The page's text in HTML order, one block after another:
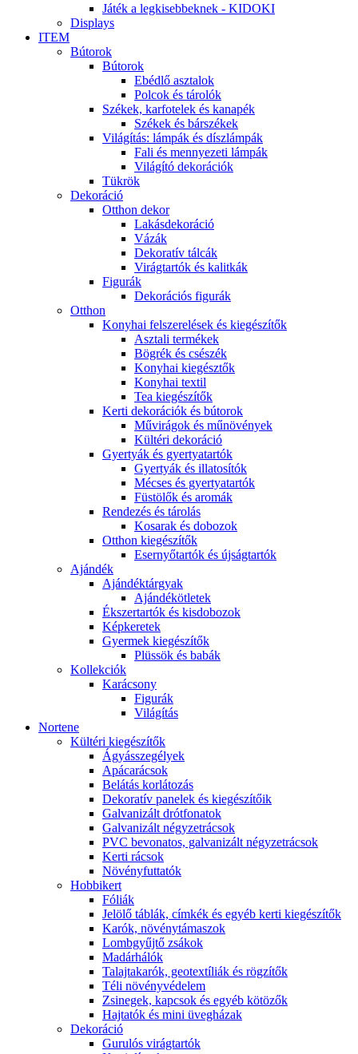
Játék a legkisebbeknek - KIDOKI
Displays
ITEM
Bútorok
Bútorok
Ebédlő asztalok
Polcok és tárolók
Székek, karfotelek és kanapék
Székek és bárszékek
Világítás: lámpák és díszlámpák
Fali és mennyezeti lámpák
Világító dekorációk
Tükrök
Dekoráció
Otthon dekor
Lakásdekoráció
Vázák
Dekoratív tálcák
Virágtartók és kalitkák
Figurák
Dekorációs figurák
Otthon
Konyhai felszerelések és kiegészítők
Asztali termékek
Bögrék és csészék
Konyhai kiegésztők
Konyhai textil
Tea kiegészítők
Kerti dekorációk és bútorok
Művirágok és műnövények
Kültéri dekoráció
Gyertyák és gyertyatartók
Gyertyák és illatosítók
Mécses és gyertyatartók
Füstölők és aromák
Rendezés és tárolás
Kosarak és dobozok
Otthon kiegészítők
Esernyőtartók és újságtartók
Ajándék
Ajándéktárgyak
Ajándékötletek
Ékszertartók és kisdobozok
Képkeretek
Gyermek kiegészítők
Plüssök és babák
Kollekciók
Karácsony
Figurák
Világítás
Nortene
Kültéri kiegészítők
Ágyásszegélyek
Apácarácsok
Belátás korlátozás
Dekoratív panelek és kiegészítőik
Galvanizált drótfonatok
Galvanizált négyzetrácsok
PVC bevonatos, galvanizált négyzetrácsok
Kerti rácsok
Növényfuttatók
Hobbikert
Fóliák
Jelölő táblák, címkék és egyéb kerti kiegészítők
Karók, növénytámaszok
Lombgyűjtő zsákok
Madárhálók
Talajtakarók, geotextíliák és rögzítők
Téli növényvédelem
Zsinegek, kapcsok és egyéb kötözők
Hajtatók és mini üvegházak
Dekoráció
Gurulós virágtartók